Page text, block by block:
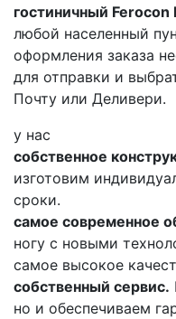
гостиничный
любой населенный
оформления заказа
для отправки и
Почту или Деливери.
у нас
собственное
изготовим
сроки.
самое современное
ногу с новыми
самое высокое
собственный сервис.
но и обеспечиваем